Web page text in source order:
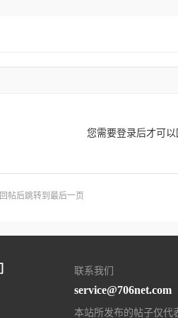
您需要登录后才可以
回帖后跳转到最后一页
联系我们
service@706net.com
本站所发布的帖子仅代